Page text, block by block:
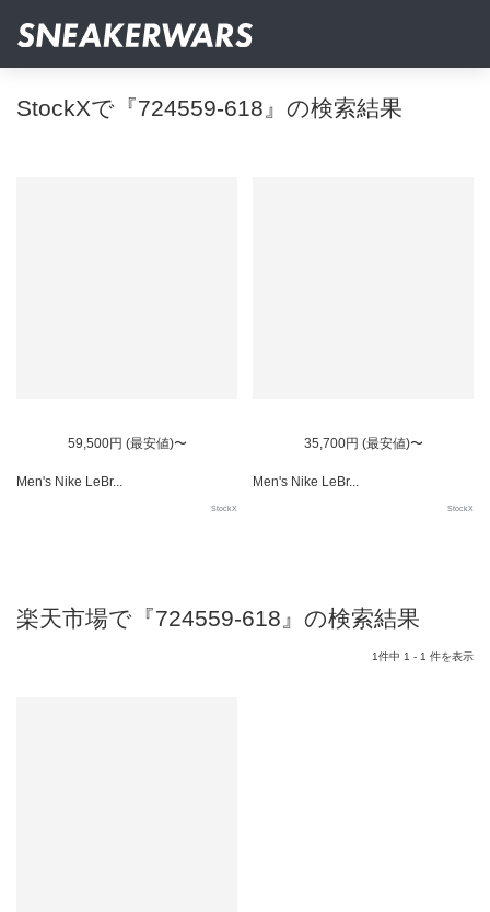
StockXで『724559-618』の検索結果
59,500円 (最安値)〜
Men's Nike LeBr...
StockX
35,700円 (最安値)〜
Men's Nike LeBr...
StockX
楽天市場で『724559-618』の検索結果
1件中 1 - 1 件を表示